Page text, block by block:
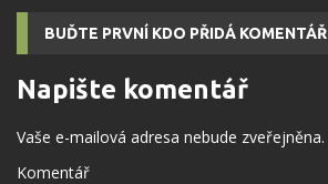
BUĎTE PRVNÍ KDO PŘIDÁ KOMENTÁŘ
Napište komentář
Vaše e-mailová adresa nebude zveřejněna.
Komentář